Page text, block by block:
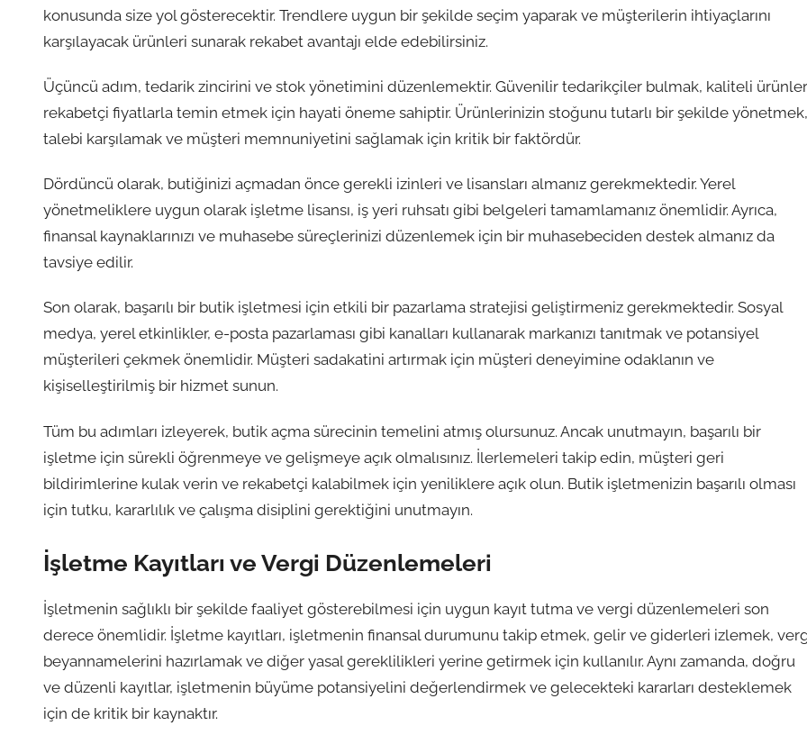
konusunda size yol gösterecektir. Trendlere uygun bir şekilde seçim yaparak ve müşterilerin ihtiyaçlarını
karşılayacak ürünleri sunarak rekabet avantajı elde edebilirsiniz.
Üçüncü adım, tedarik zincirini ve stok yönetimini düzenlemektir. Güvenilir tedarikçiler bulmak, kaliteli
rekabetçi fiyatlarla temin etmek için hayati öneme sahiptir. Ürünlerinizin stoğunu tutarlı bir şekilde yönetmek,
talebi karşılamak ve müşteri memnuniyetini sağlamak için kritik bir faktördür.
Dördüncü olarak, butiğinizi açmadan önce gerekli izinleri ve lisansları almanız gerekmektedir. Yerel
yönetmeliklere uygun olarak işletme lisansı, iş yeri ruhsatı gibi belgeleri tamamlamanız önemlidir. Ayrıca,
finansal kaynaklarınızı ve muhasebe süreçlerinizi düzenlemek için bir muhasebeciden destek almanız da
tavsiye edilir.
Son olarak, başarılı bir butik işletmesi için etkili bir pazarlama stratejisi geliştirmeniz gerekmektedir. Sosyal
medya, yerel etkinlikler, e-posta pazarlaması gibi kanalları kullanarak markanızı tanıtmak ve potansiyel
müşterileri çekmek önemlidir. Müşteri sadakatini artırmak için müşteri deneyimine odaklanın ve
kişiselleştirilmiş bir hizmet sunun.
Tüm bu adımları izleyerek, butik açma sürecinin temelini atmış olursunuz. Ancak unutmayın, başarılı bir
işletme için sürekli öğrenmeye ve gelişmeye açık olmalısınız. İlerlemeleri takip edin, müşteri geri
bildirimlerine kulak verin ve rekabetçi kalabilmek için yeniliklere açık olun. Butik işletmenizin başarılı olması
için tutku, kararlılık ve çalışma disiplini gerektiğini unutmayın.
İşletme Kayıtları ve Vergi Düzenlemeleri
İşletmenin sağlıklı bir şekilde faaliyet gösterebilmesi için uygun kayıt tutma ve vergi düzenlemeleri son
derece önemlidir. İşletme kayıtları, işletmenin finansal durumunu takip etmek, gelir ve giderleri izlemek,
beyannamelerini hazırlamak ve diğer yasal gereklilikleri yerine getirmek için kullanılır. Aynı zamanda, doğru
ve düzenli kayıtlar, işletmenin büyüme potansiyelini değerlendirmek ve gelecekteki kararları desteklemek
için de kritik bir kaynaktır.